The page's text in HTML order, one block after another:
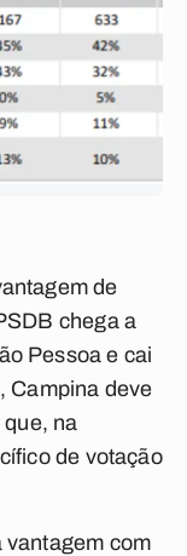
de
chega a
Pessoa e cai
Campina deve
na
de votação
vantagem com